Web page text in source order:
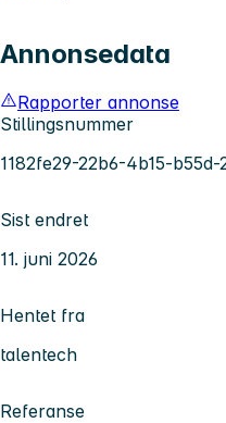
Annonsedata
Rapporter annonse
Stillingsnummer
1182fe29-22b6-4b15-
Sist endret
11. juni 2026
Hentet fra
talentech
Referanse